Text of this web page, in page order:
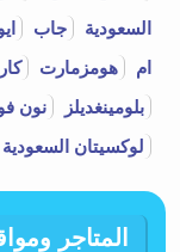
السعودية
جاب
ام
هومزمارت
بلومينغديلز
نون
لوكسيتان السعودية
المتاجر